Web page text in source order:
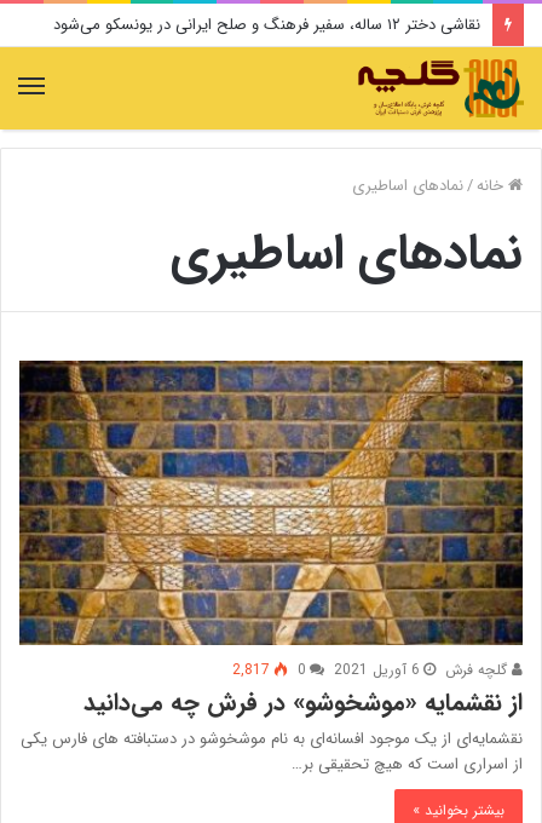
نقاشی دختر ۱۲ ساله، سفیر فرهنگ و صلح ایرانی در یونسکو می‌شود
خانه/نمادهای اساطیری
نمادهای اساطیری
گلچه فرش 6 آوریل 2021 0
2,817
از نقشمایه «موشخوشو» در فرش چه می‌دانید
نقشمایه‌ای از یک موجود افسانه‌ای به نام موشخوشو در دستبافته های فارس یکی
از اسراری است که هیچ تحقیقی بر…
بیشتر بخوانید »